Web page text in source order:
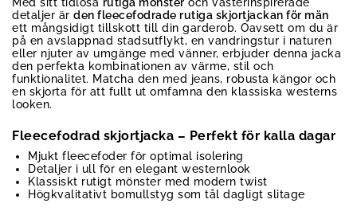
Med sitt tidlösa rutiga mönster och västerinspirerade
detaljer är den fleecefodrade rutiga skjortjackan för män
ett mångsidigt tillskott till din garderob. Oavsett om du är
på en avslappnad stadsutflykt, en vandringstur i naturen
eller njuter av umgänge med vänner, erbjuder denna jacka
den perfekta kombinationen av värme, stil och
funktionalitet. Matcha den med jeans, robusta kängor och
en skjorta för att fullt ut omfamna den klassiska westerns
looken.
Fleecefodrad skjortjacka – Perfekt för kalla dagar
Mjukt fleecefoder för optimal isolering
Detaljer i ull för en elegant westernlook
Klassiskt rutigt mönster med modern twist
Högkvalitativt bomullstyg som tål dagligt slitage